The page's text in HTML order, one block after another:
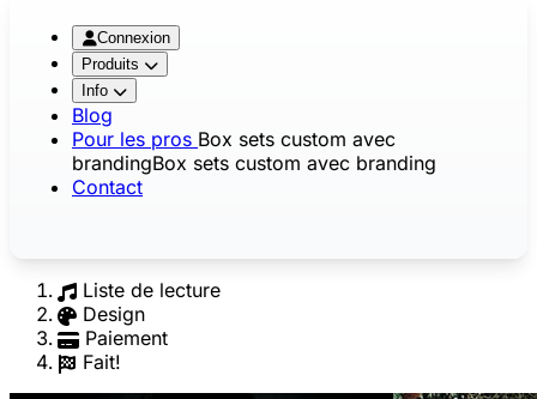
Connexion
Produits
Info
Blog
Pour les pros Box sets custom avec
brandingBox sets custom avec branding
Contact
Liste de lecture
Design
Paiement
Fait!